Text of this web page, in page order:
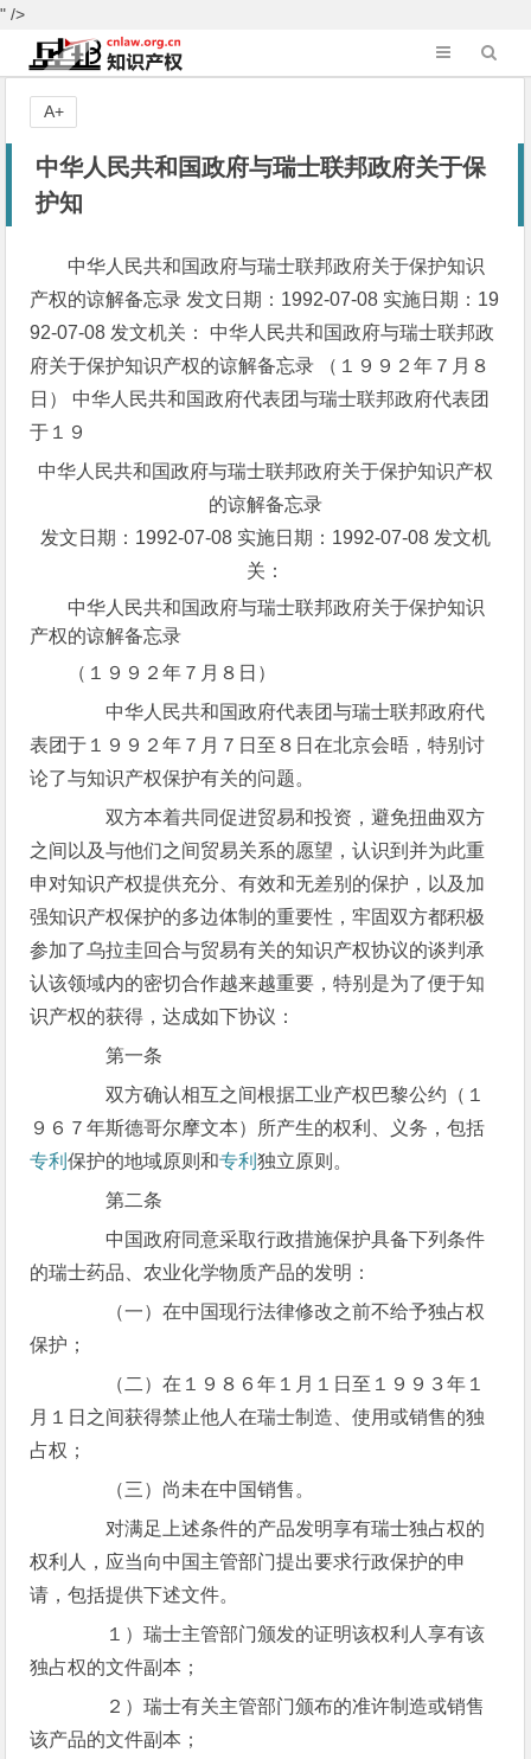
" />
中华人民共和国政府与瑞士联邦政府关于保
护知
中华人民共和国政府与瑞士联邦政府关于保护知识
产权的谅解备忘录 发文日期：1992-07-08 实施日期：19
92-07-08 发文机关： 中华人民共和国政府与瑞士联邦政
府关于保护知识产权的谅解备忘录 （１９９２年７月８
日） 中华人民共和国政府代表团与瑞士联邦政府代表团
于１９
中华人民共和国政府与瑞士联邦政府关于保护知识产权
的谅解备忘录
发文日期：1992-07-08 实施日期：1992-07-08 发文机
关：
中华人民共和国政府与瑞士联邦政府关于保护知识
产权的谅解备忘录
（１９９２年７月８日）
中华人民共和国政府代表团与瑞士联邦政府代
表团于１９９２年７月７日至８日在北京会晤，特别讨
论了与知识产权保护有关的问题。
双方本着共同促进贸易和投资，避免扭曲双方
之间以及与他们之间贸易关系的愿望，认识到并为此重
申对知识产权提供充分、有效和无差别的保护，以及加
强知识产权保护的多边体制的重要性，牢固双方都积极
参加了乌拉圭回合与贸易有关的知识产权协议的谈判承
认该领域内的密切合作越来越重要，特别是为了便于知
识产权的获得，达成如下协议：
第一条
双方确认相互之间根据工业产权巴黎公约（１
９６７年斯德哥尔摩文本）所产生的权利、义务，包括
专利保护的地域原则和专利独立原则。
第二条
中国政府同意采取行政措施保护具备下列条件
的瑞士药品、农业化学物质产品的发明：
（一）在中国现行法律修改之前不给予独占权
保护；
（二）在１９８６年１月１日至１９９３年１
月１日之间获得禁止他人在瑞士制造、使用或销售的独
占权；
（三）尚未在中国销售。
对满足上述条件的产品发明享有瑞士独占权的
权利人，应当向中国主管部门提出要求行政保护的申
请，包括提供下述文件。
１）瑞士主管部门颁发的证明该权利人享有该
独占权的文件副本；
２）瑞士有关主管部门颁布的准许制造或销售
该产品的文件副本；
A+